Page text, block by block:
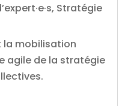
, Stratégie
la mobilisation
agile de la stratégie